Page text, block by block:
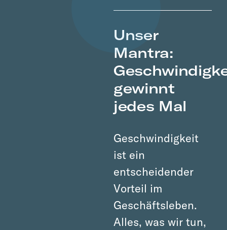
Unser
Mantra:
gewinnt
jedes Mal
Geschwindigkeit
ist ein
entscheidender
Vorteil im
Geschäftsleben.
Alles, was wir tun,